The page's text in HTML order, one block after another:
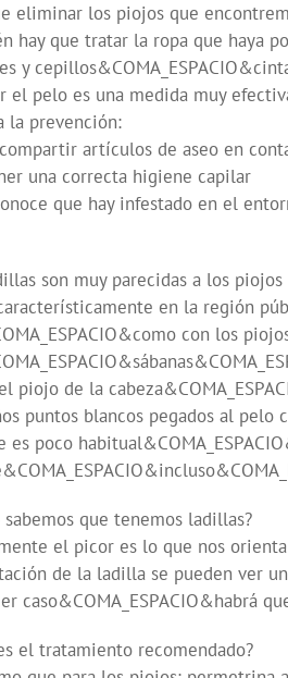
eliminar los piojos que
hay que tratar la ropa que haya
y
el pelo es una medida muy
la prevención:
artículos de aseo en
una correcta higiene capilar
que hay infestado en el
son muy parecidas a los
en la región
con los
piojo de la
puntos blancos pegados al pelo
es poco
sabemos que tenemos ladillas?
el picor es lo que nos
de la ladilla se pueden ver
caso&COMA_ESPACIO&habrá
el tratamiento recomendado?